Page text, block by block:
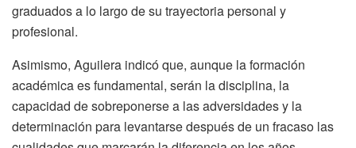
graduados a lo largo de su trayectoria personal y
profesional.
Asimismo, Aguilera indicó que, aunque la formación
académica es fundamental, serán la disciplina, la
capacidad de sobreponerse a las adversidades y la
determinación para levantarse después de un fracaso las